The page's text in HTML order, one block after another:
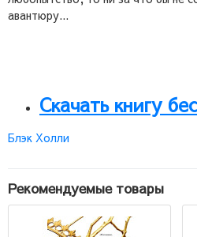
авантюру...
Скачать книгу
Блэк Холли
Рекомендуемые товары